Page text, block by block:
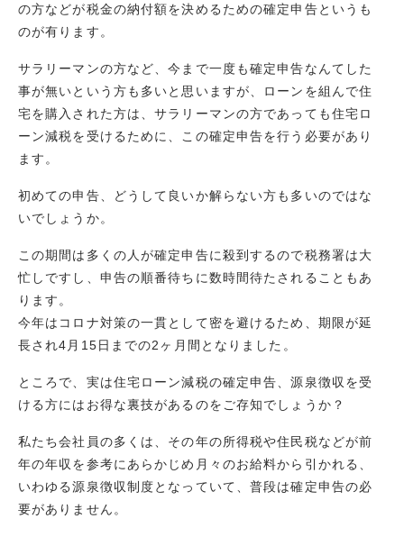
の方などが税金の納付額を決めるための確定申告というも
のが有ります。
サラリーマンの方など、今まで一度も確定申告なんてした
事が無いという方も多いと思いますが、ローンを組んで住
宅を購入された方は、サラリーマンの方であっても住宅ロ
ーン減税を受けるために、この確定申告を行う必要があり
ます。
初めての申告、どうして良いか解らない方も多いのではな
いでしょうか。
この期間は多くの人が確定申告に殺到するので税務署は大
忙しですし、申告の順番待ちに数時間待たされることもあ
ります。
今年はコロナ対策の一貫として密を避けるため、期限が延
長され4月15日までの2ヶ月間となりました。
ところで、実は住宅ローン減税の確定申告、源泉徴収を受
ける方にはお得な裏技があるのをご存知でしょうか？
私たち会社員の多くは、その年の所得税や住民税などが前
年の年収を参考にあらかじめ月々のお給料から引かれる、
いわゆる源泉徴収制度となっていて、普段は確定申告の必
要がありません。